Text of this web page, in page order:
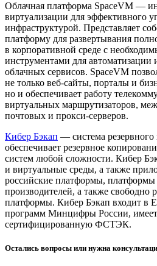
Облачная платформа SpaceVM —
виртуализации для эффективного
инфраструктурой. Представляет
платформу для развертывания
в корпоративной среде с
инструментами для автоматизации
облачных сервисов. SpaceVM
не только веб-сайты, порталы и
но и обеспечивает работу
виртуальных маршрутизаторов,
почтовых и прокси-серверов.
Кибер Бэкап — система резервного
обеспечивает резервное
систем любой сложности. Кибер
и виртуальные среды, а также
российские платформы,
производителей, а также свободно
платформы. Кибер Бэкап входит в
программ Минцифры России,
сертифицированную ФСТЭК.
Остались вопросы или нужна